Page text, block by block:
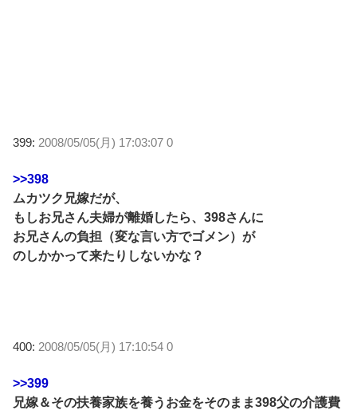
399: 2008/05/05(月) 17:03:07 0
>>398
ムカツク兄嫁だが、
もしお兄さん夫婦が離婚したら、398さんに
お兄さんの負担（変な言い方でゴメン）が
のしかかって来たりしないかな？
400: 2008/05/05(月) 17:10:54 0
>>399
兄嫁＆その扶養家族を養うお金をそのまま398父の介護費